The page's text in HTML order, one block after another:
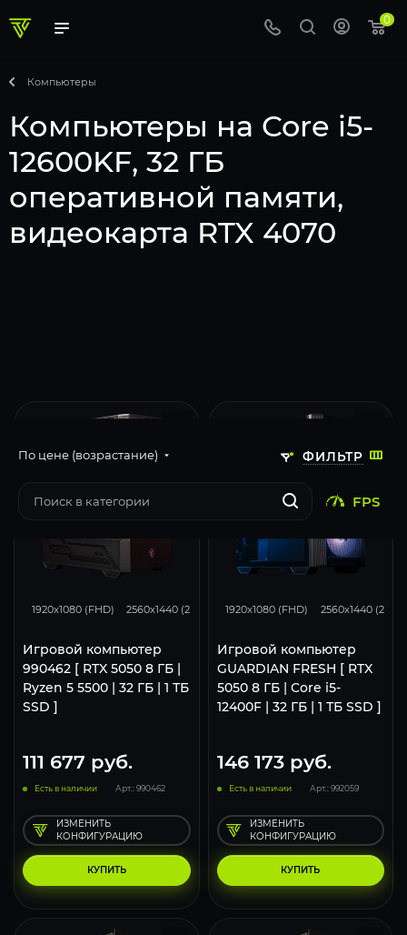
0
Компьютеры
Компьютеры на Core i5-
12600KF, 32 ГБ
оперативной памяти,
видеокарта RTX 4070
ФИЛЬТР
По цене (возрастание)
FPS
1920x1080 (FHD) 2560x1440 (2K) 3840x2160 (4K)
Игровой компьютер
990462 [ RTX 5050 8 ГБ |
Ryzen 5 5500 | 32 ГБ | 1 ТБ
SSD ]
111 677 руб.
Есть в наличии Арт.: 990462
КУПИТЬ
ИЗМЕНИТЬ
КОНФИГУРАЦИЮ
1920x1080 (FHD) 2560x1440 (2K)
Игровой компьютер
GUARDIAN FRESH [ RTX
5050 8 ГБ | Core i5-
12400F | 32 ГБ | 1 ТБ SSD ]
146 173руб.
Есть в наличии Арт.: 992059
КУПИТЬ
ИЗМЕНИТЬ
КОНФИГУРАЦИЮ